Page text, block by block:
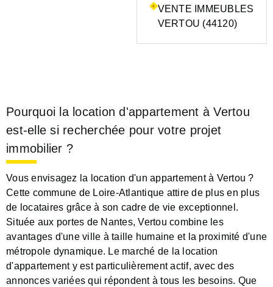
VENTE IMMEUBLES
VERTOU (44120)
Pourquoi la location d'appartement à Vertou
est-elle si recherchée pour votre projet
immobilier ?
Vous envisagez la location d'un appartement à Vertou ?
Cette commune de Loire-Atlantique attire de plus en plus
de locataires grâce à son cadre de vie exceptionnel.
Située aux portes de Nantes, Vertou combine les
avantages d'une ville à taille humaine et la proximité d'une
métropole dynamique. Le marché de la location
d'appartement y est particulièrement actif, avec des
annonces variées qui répondent à tous les besoins. Que